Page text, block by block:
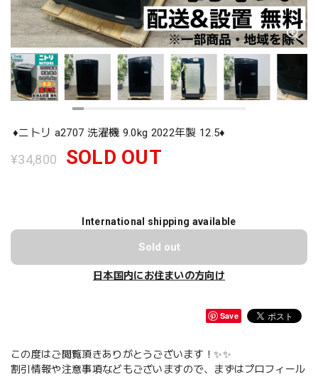
♦️ニトリ a2707 洗濯機 9.0kg 2022年製 12.5♦️
¥34,800 SOLD OUT
International shipping available
Sold out
日本国内にお住まいの方向け
Save
この度はご閲覧頂きありがとうございます！✨✨
割引情報や注意事項などもございますので、まずはプロフィール